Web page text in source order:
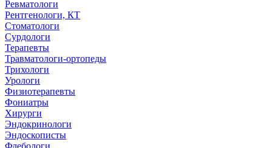
Ревматологи
Рентгенологи, КТ
Стоматологи
Сурдологи
Терапевты
Травматологи-ортопеды
Трихологи
Урологи
Физиотерапевты
Фониатры
Хирурги
Эндокринологи
Эндоскописты
Флебологи